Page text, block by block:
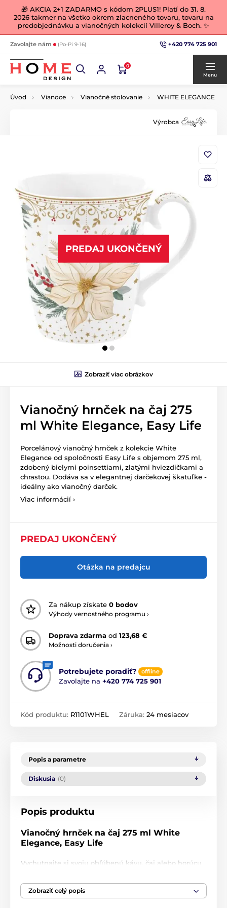
🎁 AKCIA 2+1 ZADARMO s kódom 2PLUS1! Platí do 31. 8.
2026 takmer na všetko okrem zlacneného tovaru, tovaru na
predobjednávku a vianočných kolekcií Villeroy & Boch. ✨
Zavolajte nám (Po-Pi 9-16) +420 774 725 901
0
Menu
Úvod Vianoce Vianočné stolovanie WHITE ELEGANCE
Výrobca
PREDAJ UKONČENÝ
Zobraziť viac obrázkov
Vianočný hrnček na čaj 275
ml White Elegance, Easy Life
Porcelánový vianočný hrnček z kolekcie White
Elegance od spoločnosti Easy Life s objemom 275 ml,
zdobený bielymi poinsettiami, zlatými hviezdičkami a
chrastou. Dodáva sa v elegantnej darčekovej škatuľke -
ideálny ako vianočný darček.
Viac informácií ›
PREDAJ UKONČENÝ
Otázka na predajcu
Za nákup získate 0 bodov
Výhody vernostného programu ›
Doprava zdarma od 123,68 €
Možnosti doručenia ›
Potrebujete poradiť? offline
Zavolajte na +420 774 725 901
Kód produktu: R1101WHEL Záruka: 24 mesiacov
Popis a parametre
Diskusia (0)
Popis produktu
Vianočný hrnček na čaj 275 ml White
Elegance, Easy Life
Vychutnajte si svoju obľúbenú kávu, čaj alebo horúcu
Eleganceod talianskej značkyEasy Life. Vianočný
dizajn s bielou poinsétiou, zlatými hviezdičkami,
Zobraziť celý popis